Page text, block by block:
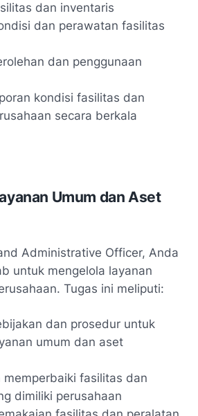
dan inventaris
dan perawatan fasilitas
dan penggunaan
kondisi fasilitas dan
secara berkala
Umum dan Aset
Administrative Officer, Anda
untuk mengelola layanan
Tugas ini meliputi:
dan prosedur untuk
umum dan aset
memperbaiki fasilitas dan
dimiliki perusahaan